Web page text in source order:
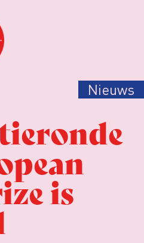
Nieuws
is